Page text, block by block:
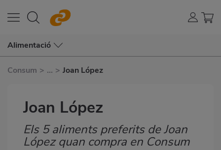
Alimentació
Consum > ... > Joan López
Joan López
Subtítulo
Els 5 aliments preferits de Joan
López quan compra en Consum